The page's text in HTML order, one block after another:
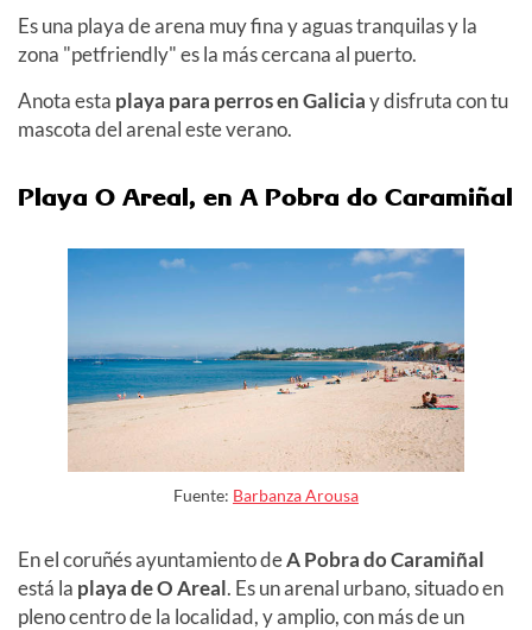
Es una playa de arena muy fina y aguas tranquilas y la
zona "petfriendly" es la más cercana al puerto.
Anota esta playa para perros en Galiciay disfruta con tu
mascota del arenal este verano.
Playa O Areal, en A Pobra do Caramiñal
Fuente: Barbanza Arousa
En el coruñés ayuntamiento deA Pobra do Caramiñal
está la playa de O Areal. Es un arenal urbano, situado en
pleno centro de la localidad, y amplio,con más de un